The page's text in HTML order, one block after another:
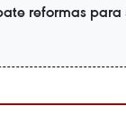
reformas